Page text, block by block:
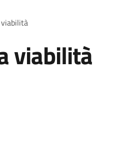
viabilità